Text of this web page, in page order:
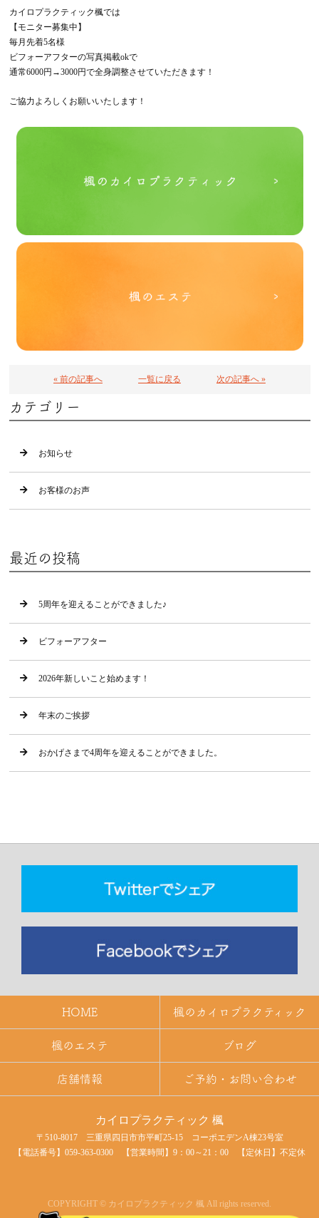
カイロプラクティック楓では
【モニター募集中】
毎月先着5名様
ビフォーアフターの写真掲載okで
通常6000円→3000円で全身調整させていただきます！
ご協力よろしくお願いいたします！
« 前の記事へ 一覧に戻る 次の記事へ »
カテゴリー
お知らせ
お客様のお声
最近の投稿
5周年を迎えることができました♪
ビフォーアフター
2026年新しいこと始めます！
年末のご挨拶
おかげさまで4周年を迎えることができました。
HOME 楓のカイロプラクティック
楓のエステ ブログ
店舗情報 ご予約・お問い合わせ
カイロプラクティック 楓
〒510-8017 三重県四日市市平町25-15 コーポエデンA棟23号室
【電話番号】 059-363-0300 【営業時間】9：00～21：00 【定休日】不定休
COPYRIGHT © カイロプラクティック 楓 All rights reserved.